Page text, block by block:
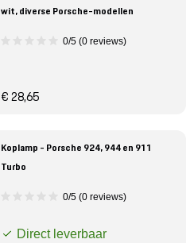
wit, diverse Porsche-modellen
0/5 (0 reviews)
€ 28,65
Koplamp - Porsche 924, 944 en 911
Turbo
0/5 (0 reviews)
Direct leverbaar